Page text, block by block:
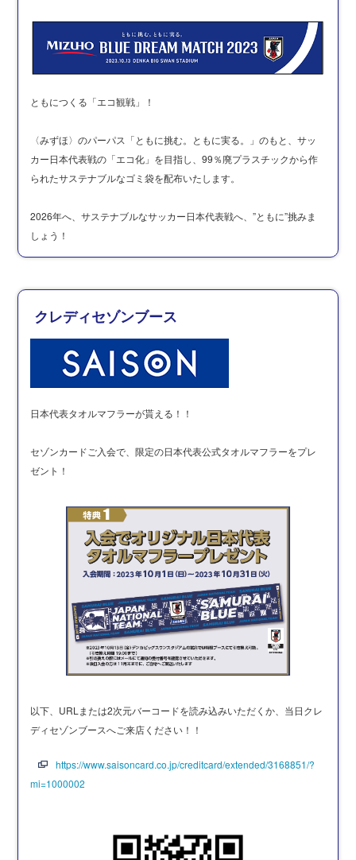
ともにつくる「エコ観戦」！
〈みずほ〉のパーパス「ともに挑む。ともに実る。」のもと、サッ
カー日本代表戦の「エコ化」を目指し、99％廃プラスチックから作
られたサステナブルなゴミ袋を配布いたします。
2026年へ、サステナブルなサッカー日本代表戦へ、”ともに”挑みま
しょう！
クレディセゾンブース
日本代表タオルマフラーが貰える！！
セゾンカードご入会で、限定の日本代表公式タオルマフラーをプレ
ゼント！
以下、URLまたは2次元バーコードを読み込みいただくか、当日クレ
ディセゾンブースへご来店ください！！
https://www.saisoncard.co.jp/creditcard/extended/3168851/?
mi=1000002